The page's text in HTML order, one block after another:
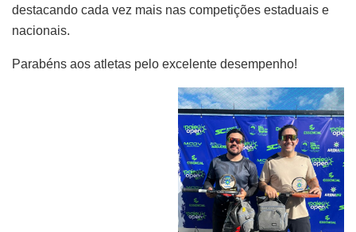
destacando cada vez mais nas competições estaduais e
nacionais.
Parabéns aos atletas pelo excelente desempenho!